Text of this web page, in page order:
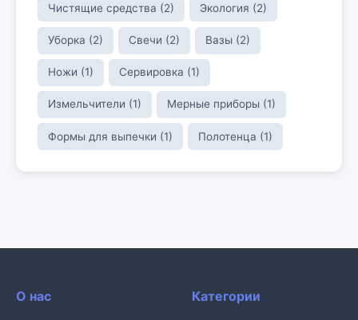
Чистящие средства (2) Экология (2)
Уборка (2) Свечи (2) Вазы (2)
Ножи (1) Сервировка (1)
Измельчители (1) Мерные приборы (1)
Формы для выпечки (1) Полотенца (1)
О нас Категории